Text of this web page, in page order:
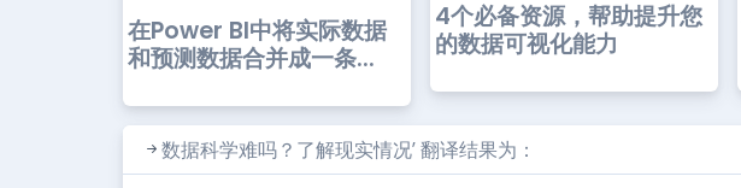
在Power BI中将实际数据
和预测数据合并成一条...
4个必备资源，帮助提升您
的数据可视化能力
数据科学难吗？了解现实情况’ 翻译结果为：